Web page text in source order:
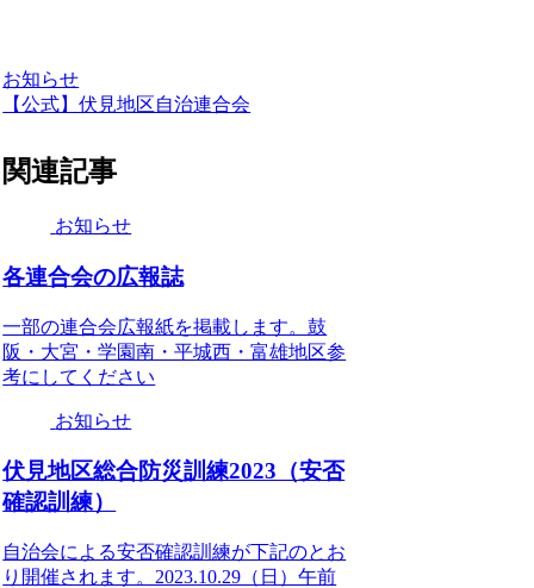
お知らせ
【公式】伏見地区自治連合会
関連記事
お知らせ
各連合会の広報誌
一部の連合会広報紙を掲載します。鼓
阪・大宮・学園南・平城西・富雄地区参
考にしてください
お知らせ
伏見地区総合防災訓練2023（安否
確認訓練）
自治会による安否確認訓練が下記のとお
り開催されます。2023.10.29（日）午前